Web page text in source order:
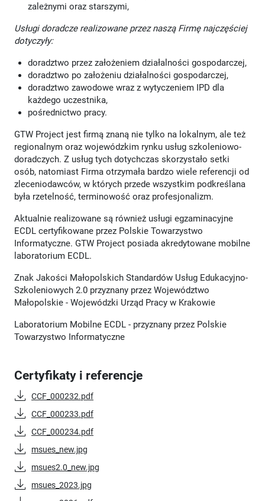
zależnymi oraz starszymi,
Usługi doradcze realizowane przez naszą Firmę najczęściej
dotyczyły:
doradztwo przez założeniem działalności gospodarczej,
doradztwo po założeniu działalności gospodarczej,
doradztwo zawodowe wraz z wytyczeniem IPD dla
każdego uczestnika,
pośrednictwo pracy.
GTW Project jest firmą znaną nie tylko na lokalnym, ale też
regionalnym oraz wojewódzkim rynku usług szkoleniowo-
doradczych. Z usług tych dotychczas skorzystało setki
osób, natomiast Firma otrzymała bardzo wiele referencji od
zleceniodawców, w których przede wszystkim podkreślana
była rzetelność, terminowość oraz profesjonalizm.
Aktualnie realizowane są również usługi egzaminacyjne
ECDL certyfikowane przez Polskie Towarzystwo
Informatyczne. GTW Project posiada akredytowane mobilne
laboratorium ECDL.
Znak Jakości Małopolskich Standardów Usług Edukacyjno-
Szkoleniowych 2.0 przyznany przez Województwo
Małopolskie - Wojewódzki Urząd Pracy w Krakowie
Laboratorium Mobilne ECDL - przyznany przez Polskie
Towarzystwo Informatyczne
Certyfikaty i referencje
CCF_000232.pdf
CCF_000233.pdf
CCF_000234.pdf
msues_new.jpg
msues2.0_new.jpg
msues_2023.jpg